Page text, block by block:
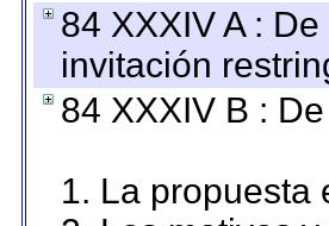
84 XXXIV A :
invitación
84 XXXIV B :
1. La propuesta